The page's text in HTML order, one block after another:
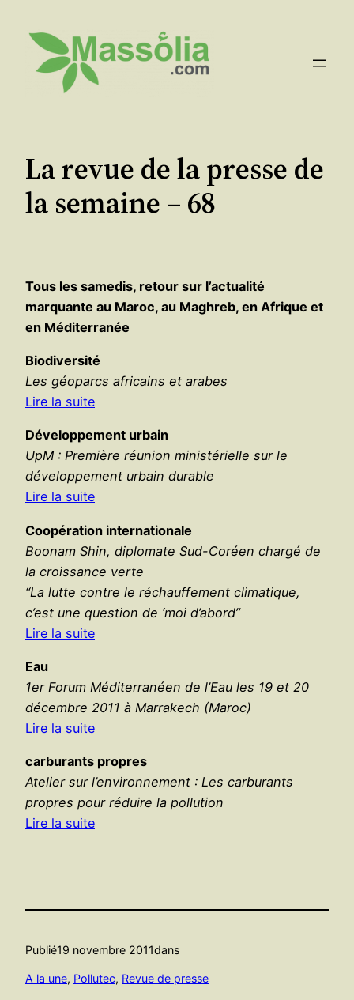
contenu
La revue de la presse de
la semaine – 68
Tous les samedis, retour sur l’actualité
marquante au Maroc, au Maghreb, en Afrique et
en Méditerranée
Biodiversité
Les géoparcs africains et arabes
Lire la suite
Développement urbain
UpM : Première réunion ministérielle sur le
développement urbain durable
Lire la suite
Coopération internationale
Boonam Shin, diplomate Sud-Coréen chargé de
la croissance verte
“La lutte contre le réchauffement climatique,
c’est une question de ‘moi d’abord”
Lire la suite
Eau
1er Forum Méditerranéen de l’Eau les 19 et 20
décembre 2011 à Marrakech (Maroc)
Lire la suite
carburants propres
Atelier sur l’environnement : Les carburants
propres pour réduire la pollution
Lire la suite
Publié19 novembre 2011dans
A la une, Pollutec, Revue de presse